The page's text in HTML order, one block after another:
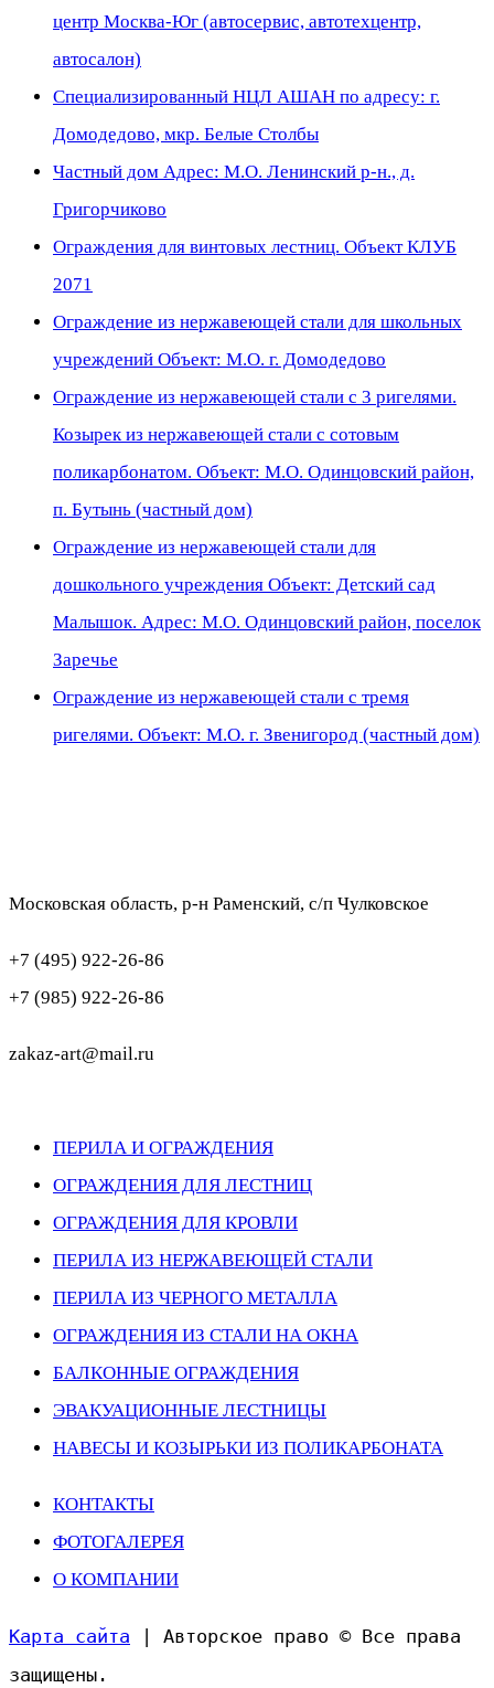
центр Москва-Юг (автосервис, автотехцентр,
автосалон)
Специализированный НЦЛ АШАН по адресу: г.
Домодедово, мкр. Белые Столбы
Частный дом Адрес: М.О. Ленинский р-н., д.
Григорчиково
Ограждения для винтовых лестниц. Объект КЛУБ
2071
Ограждение из нержавеющей стали для школьных
учреждений Объект: М.О. г. Домодедово
Ограждение из нержавеющей стали с 3 ригелями.
Козырек из нержавеющей стали с сотовым
поликарбонатом. Объект: М.О. Одинцовский район,
п. Бутынь (частный дом)
Ограждение из нержавеющей стали для
дошкольного учреждения Объект: Детский сад
Малышок. Адрес: М.О. Одинцовский район, поселок
Заречье
Ограждение из нержавеющей стали с тремя
ригелями. Объект: М.О. г. Звенигород (частный дом)
Московская область, р-н Раменский, с/п Чулковское
+7 (495) 922-26-86
+7 (985) 922-26-86
zakaz-art@mail.ru
ПЕРИЛА И ОГРАЖДЕНИЯ
ОГРАЖДЕНИЯ ДЛЯ ЛЕСТНИЦ
ОГРАЖДЕНИЯ ДЛЯ КРОВЛИ
ПЕРИЛА ИЗ НЕРЖАВЕЮЩЕЙ СТАЛИ
ПЕРИЛА ИЗ ЧЕРНОГО МЕТАЛЛА
ОГРАЖДЕНИЯ ИЗ СТАЛИ НА ОКНА
БАЛКОННЫЕ ОГРАЖДЕНИЯ
ЭВАКУАЦИОННЫЕ ЛЕСТНИЦЫ
НАВЕСЫ И КОЗЫРЬКИ ИЗ ПОЛИКАРБОНАТА
КОНТАКТЫ
ФОТОГАЛЕРЕЯ
О КОМПАНИИ
Карта сайта | Авторское право © Все права
защищены.